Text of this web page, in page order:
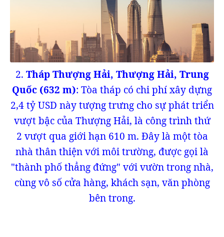
2. Tháp Thượng Hải, Thượng Hải, Trung
Quốc (632 m): Tòa tháp có chi phí xây dựng
2,4 tỷ USD này tượng trưng cho sự phát triển
vượt bậc của Thượng Hải, là công trình thứ
2 vượt qua giới hạn 610 m. Đây là một tòa
nhà thân thiện với môi trường, được gọi là
"thành phố thẳng đứng" với vườn trong nhà,
cùng vô số cửa hàng, khách sạn, văn phòng
bên trong.